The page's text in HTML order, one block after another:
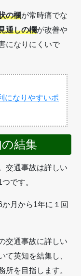
の欄が常時痛でな
通しの欄が改善や
になりにくいで
になりやすいポ
結集
交通事故は詳しい
です。
月から1年に１回
交通事故に詳しい
て英知を結集し、
所を目指します。